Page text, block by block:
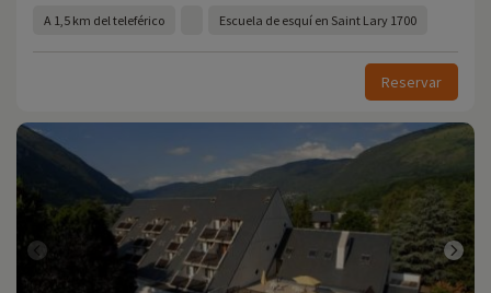
A 1,5 km del teleférico Escuela de esquí en Saint Lary 1700
Reservar